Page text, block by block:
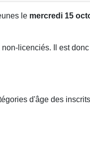
le mercredi 15
licenciés. Il est
d'âge des